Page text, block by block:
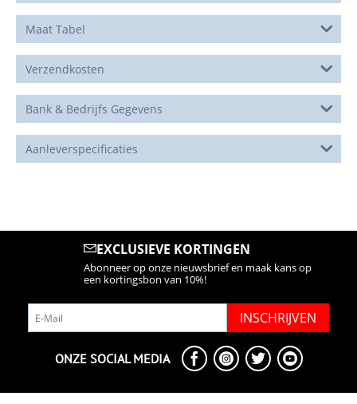
Maat Tabel
Verzendkosten
Bank & Bedrijfs Gegevens
Aanleverspecificaties
EXCLUSIEVE KORTINGEN
Abonneer op onze nieuwsbrief en maak kans op
een kortingsbon van 10%!
INSCHRIJVEN
ONZE SOCIAL MEDIA